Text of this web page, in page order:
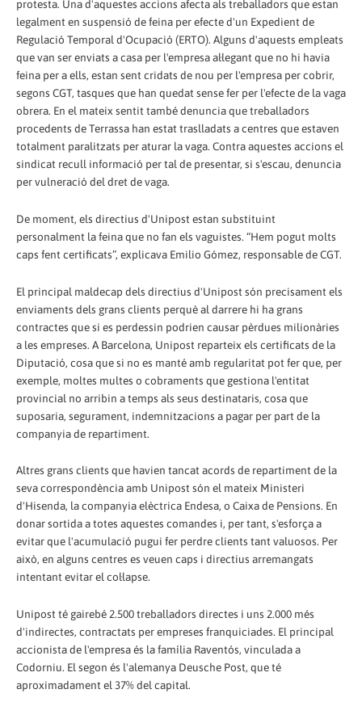
protesta. Una d'aquestes accions afecta als treballadors que estan
legalment en suspensió de feina per efecte d'un Expedient de
Regulació Temporal d'Ocupació (ERTO). Alguns d'aquests empleats
que van ser enviats a casa per l'empresa al·legant que no hi havia
feina per a ells, estan sent cridats de nou per l'empresa per cobrir,
segons CGT, tasques que han quedat sense fer per l'efecte de la vaga
obrera. En el mateix sentit també denuncia que treballadors
procedents de Terrassa han estat traslladats a centres que estaven
totalment paralitzats per aturar la vaga. Contra aquestes accions el
sindicat recull informació per tal de presentar, si s'escau, denuncia
per vulneració del dret de vaga.
De moment, els directius d'Unipost estan substituint
personalment la feina que no fan els vaguistes. “Hem pogut molts
caps fent certificats”, explicava Emilio Gómez, responsable de CGT.
El principal maldecap dels directius d'Unipost són precisament els
enviaments dels grans clients perquè al darrere hi ha grans
contractes que si es perdessin podrien causar pèrdues milionàries
a les empreses. A Barcelona, Unipost reparteix els certificats de la
Diputació, cosa que si no es manté amb regularitat pot fer que, per
exemple, moltes multes o cobraments que gestiona l'entitat
provincial no arribin a temps als seus destinataris, cosa que
suposaria, segurament, indemnitzacions a pagar per part de la
companyia de repartiment.
Altres grans clients que havien tancat acords de repartiment de la
seva correspondència amb Unipost són el mateix Ministeri
d'Hisenda, la companyia elèctrica Endesa, o Caixa de Pensions. En
donar sortida a totes aquestes comandes i, per tant, s'esforça a
evitar que l'acumulació pugui fer perdre clients tant valuosos. Per
això, en alguns centres es veuen caps i directius arremangats
intentant evitar el col·lapse.
Unipost té gairebé 2.500 treballadors directes i uns 2.000 més
d'indirectes, contractats per empreses franquiciades. El principal
accionista de l'empresa és la família Raventós, vinculada a
Codorniu. El segon és l'alemanya Deusche Post, que té
aproximadament el 37% del capital.